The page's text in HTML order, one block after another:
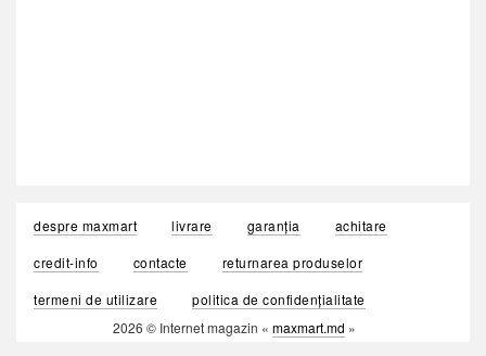
despre maxmart livrare garanția
achitare
credit-info
contacte
returnarea produselor
termeni de utilizare
politica de confidențialitate
2026 © Internet magazin « maxmart.md »